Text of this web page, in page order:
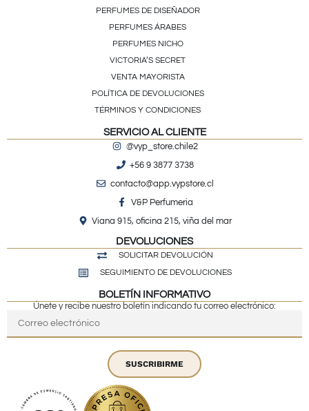
PERFUMES DE DISEÑADOR
PERFUMES ÁRABES
PERFUMES NICHO
VICTORIA’S SECRET
VENTA MAYORISTA
POLÍTICA DE DEVOLUCIONES
TÉRMINOS Y CONDICIONES
SERVICIO AL CLIENTE
@vyp_store.chile2
+56 9 3877 3738
contacto@app.vypstore.cl
V&P Perfumeria
Viana 915, oficina 215, viña del mar
DEVOLUCIONES
SOLICITAR DEVOLUCIÓN
SEGUIMIENTO DE DEVOLUCIONES
BOLETÍN INFORMATIVO
Únete y recibe nuestro boletín indicando tu correo electrónico:
SUSCRIBIRME